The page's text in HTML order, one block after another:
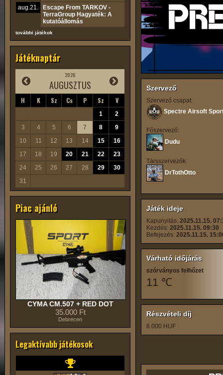
aug.21.
Escape From TARKOV -
TerraGroup Hagyaték: A
kutatóállomás
további játékok
Játéknaptár
2026
AUGUSZTUS
H K Sz Cs P Sz V
1
2
3
4 5 6 7 8
9
10
11 12 13 14 15
16
17
18 19 20 21 22
23
24
25 26 27 28 29
30
31
Piac ajánló
CYMA CM.507 + RED DOT
35.000 Ft
Debrecen
Legaktívabb játékosok
Szervező
Szervező csapat:
Spectre Airsoft
Főszervező:
Dudu
Társszervezők:
DrTothOtto
Játék ideje
Kapunyitás: 2025.11.15.
Kezdés: 2025.11.15. 09:30
Befejezés: 2025.11.15.
Várható időjárás
szórványos felhőzet
11 ℃
Részvételi díj
6.000 HUF